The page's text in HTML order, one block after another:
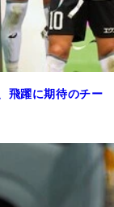
飛躍に期待のチー